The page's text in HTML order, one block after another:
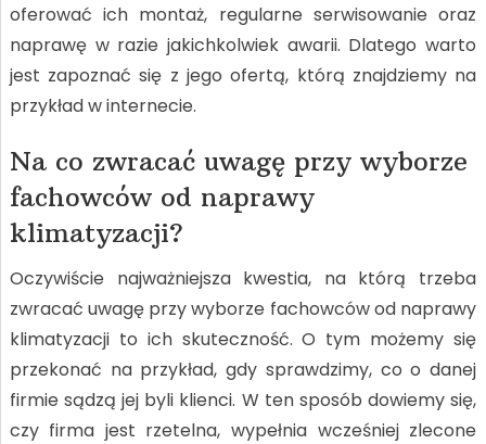
oferować ich montaż, regularne serwisowanie oraz
naprawę w razie jakichkolwiek awarii. Dlatego warto
jest zapoznać się z jego ofertą, którą znajdziemy na
przykład w internecie.
Na co zwracać uwagę przy wyborze
fachowców od naprawy
klimatyzacji?
Oczywiście najważniejsza kwestia, na którą trzeba
zwracać uwagę przy wyborze fachowców od naprawy
klimatyzacji to ich skuteczność. O tym możemy się
przekonać na przykład, gdy sprawdzimy, co o danej
firmie sądzą jej byli klienci. W ten sposób dowiemy się,
czy firma jest rzetelna, wypełnia wcześniej zlecone